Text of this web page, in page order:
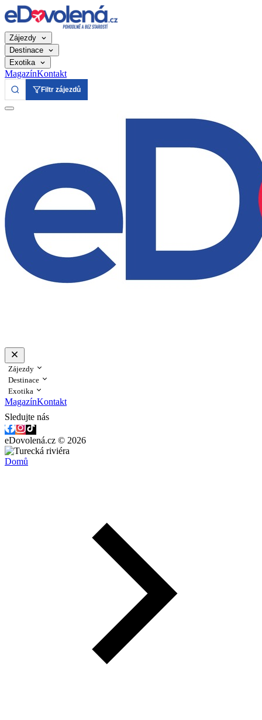
Zájezdy
Destinace
Exotika
MagazínKontakt
Filtr zájezdů
Zájezdy
Destinace
Exotika
MagazínKontakt
Sledujte nás
eDovolená.cz © 2026
Domů